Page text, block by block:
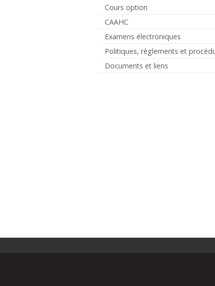
Cours option
CAAHC
Examens électroniques
Politiques, règlements et
Documents et liens